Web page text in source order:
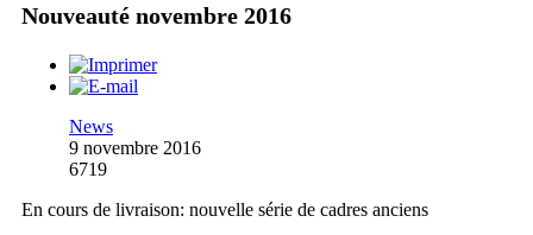
Nouveauté novembre 2016
News
9 novembre 2016
6719
En cours de livraison: nouvelle série de cadres anciens